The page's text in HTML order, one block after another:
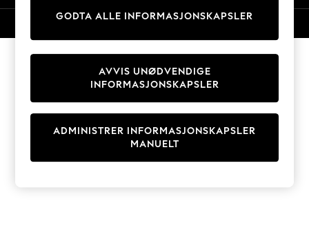
Coats & Jackets
Sweatshirts & Hoodies
Knitwear
Cardigans
Dresses
Sets & Outfits
T-Shirts
GODTA ALLE INFORMASJONSKAPSLER
ADMINISTRER INFORMASJONSKAPSLER
MANUELT
AVVIS UNØDVENDIGE
INFORMASJONSKAPSLER